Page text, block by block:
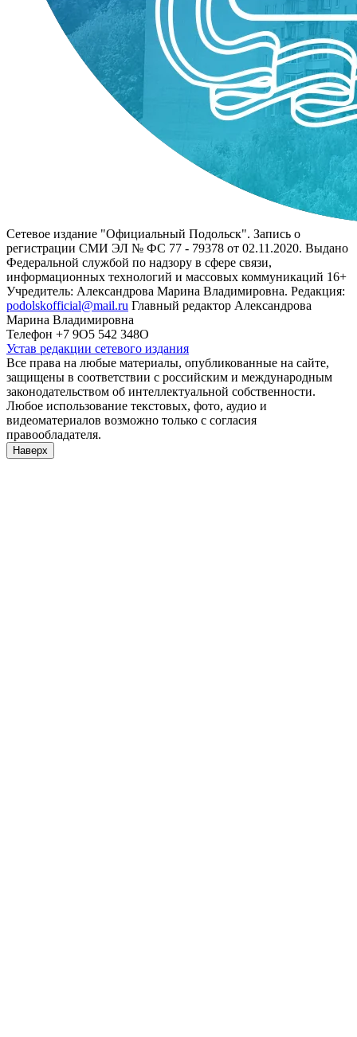
Сетевое издание "Официальный Подольск". Запись о
регистрации СМИ ЭЛ № ФС 77 - 79378 от 02.11.2020. Выдано
Федеральной службой по надзору в сфере связи,
информационных технологий и массовых коммуникаций 16+
Учредитель: Александрова Марина Владимировна. Редакция:
podolskofficial@mail.ru Главный редактор Александрова
Марина Владимировна
Телефон +7 9О5 542 348О
Устав редакции сетевого издания
Все права на любые материалы, опубликованные на сайте,
защищены в соответствии с российским и международным
законодательством об интеллектуальной собственности.
Любое использование текстовых, фото, аудио и
видеоматериалов возможно только с согласия
правообладателя.
Наверх